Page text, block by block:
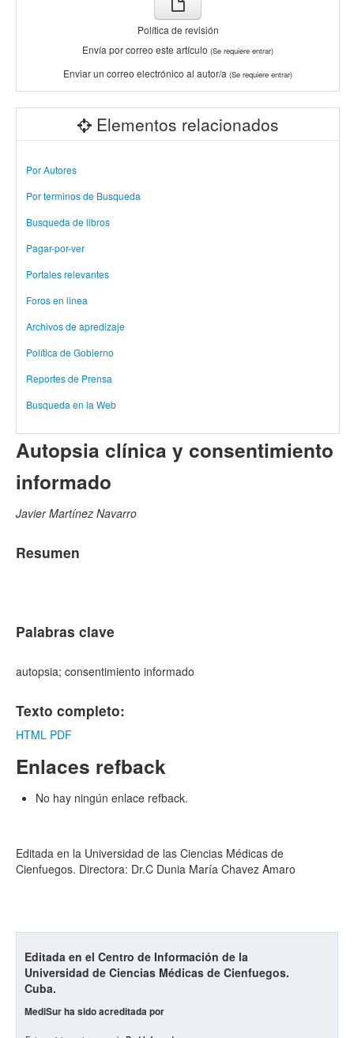
Política de revisión
Envía por correo este artículo (Se requiere entrar)
Enviar un correo electrónico al autor/a (Se requiere entrar)
Elementos relacionados
Por Autores
Por terminos de Busqueda
Busqueda de libros
Pagar-por-ver
Portales relevantes
Foros en linea
Archivos de apredizaje
Política de Gobierno
Reportes de Prensa
Busqueda en la Web
Autopsia clínica y consentimiento
informado
Javier Martínez Navarro
Resumen
Palabras clave
autopsia; consentimiento informado
Texto completo:
HTML PDF
Enlaces refback
No hay ningún enlace refback.
Editada en la Universidad de las Ciencias Médicas de
Cienfuegos. Directora: Dr.C Dunia María Chavez Amaro
Editada en el Centro de Información de la
Universidad de Ciencias Médicas de Cienfuegos.
Cuba.
MediSur ha sido acreditada por